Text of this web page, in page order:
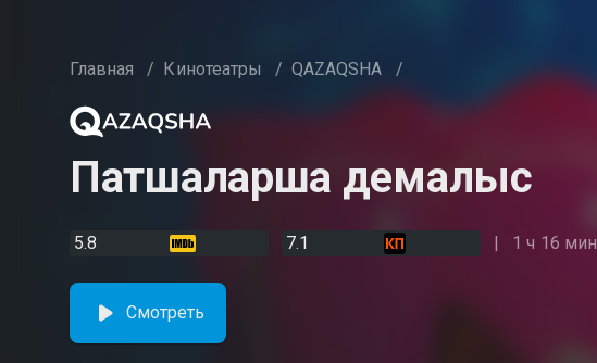
Главная / Кинотеатры / QAZAQSHA /
Патшаларша демалыс
5.8 7.1 1 ч 16 мин
Смотреть